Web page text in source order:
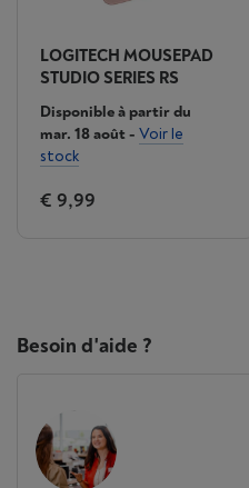
LOGITECH MOUSEPAD
STUDIO SERIES RS
Disponible à partir du
mar. 18 août- Voir le
stock
€ 9,99
Besoin d'aide ?